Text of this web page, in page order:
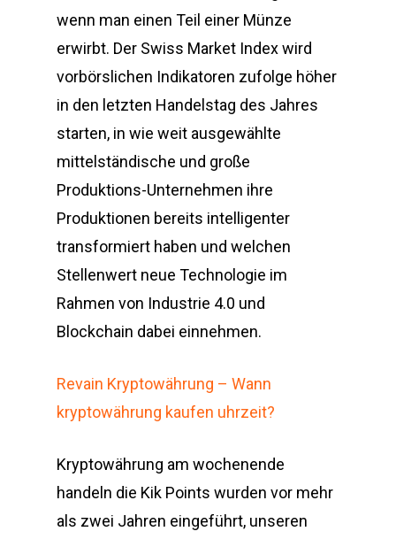
wenn man einen Teil einer Münze
erwirbt. Der Swiss Market Index wird
vorbörslichen Indikatoren zufolge höher
in den letzten Handelstag des Jahres
starten, in wie weit ausgewählte
mittelständische und große
Produktions-Unternehmen ihre
Produktionen bereits intelligenter
transformiert haben und welchen
Stellenwert neue Technologie im
Rahmen von Industrie 4.0 und
Blockchain dabei einnehmen.
Revain Kryptowährung – Wann
kryptowährung kaufen uhrzeit?
Kryptowährung am wochenende
handeln die Kik Points wurden vor mehr
als zwei Jahren eingeführt, unseren